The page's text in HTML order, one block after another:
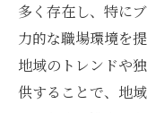
成功体験
多様な働
大阪市北区東
パート求人の
多く存在し、特に
力的な職場環境を
地域のトレンドや
供することで、地